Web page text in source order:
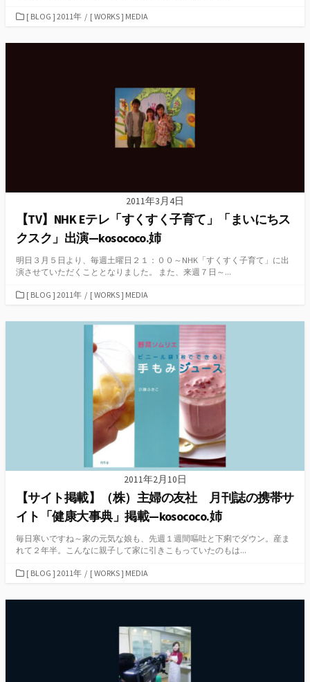
カ
ゴ
[ BLOG ] 2011年 / [ WORKS ] MEDIA
2011年3月4日
【TV】NHK Eテレ「すくすく子育て」「まいにちス
クスク」出演—kosococo.姉
明日３月５日より、毎週土曜日２１：００～NHK「すくすく子育て」に出
演させていただくこととなりました。 また、来週７日～...
カ
ゴ
[ BLOG ] 2011年 / [ WORKS ] MEDIA
2011年2月10日
【サイト掲載】（株）主婦の友社 月刊誌の携帯サ
イト「健康大事典」掲載—kosococo.姉
毎日寒いですね～家の元気な娘も、先週１週間嘔吐と下痢でダウン。産ま
れて２年半。こんなに親子して家に引きこもっていたのもは...
カ
ゴ
[ BLOG ] 2011年 / [ WORKS ] MEDIA